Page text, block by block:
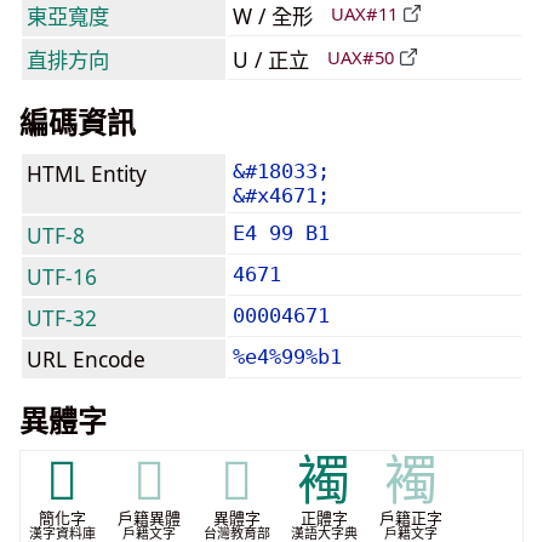
東亞寬度
W / 全形 UAX#11
直排方向 U / 正立 UAX#50
編碼資訊
HTML Entity
&#18033;
&#x4671;
UTF-8 E4 99 B1
UTF-16 4671
UTF-32 00004671
URL Encode %e4%99%b1
異體字
𧜭
簡化字
漢字資料庫
𧜭
戶籍異體
戶籍文字
𧜭
異體字
台灣教育部
襡
正體字
漢語大字典
襡
戶籍正字
戶籍文字